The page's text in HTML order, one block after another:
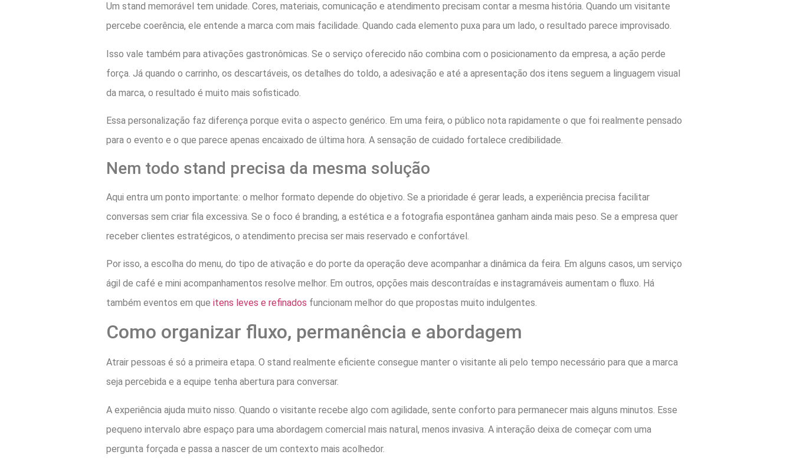
Um stand memorável tem unidade. Cores, materiais, comunicação e atendimento precisam contar a mesma história. Quando um visitante
percebe coerência, ele entende a marca com mais facilidade. Quando cada elemento puxa para um lado, o resultado parece improvisado.
Isso vale também para ativações gastronômicas. Se o serviço oferecido não combina com o posicionamento da empresa, a ação perde
força. Já quando o carrinho, os descartáveis, os detalhes do toldo, a adesivação e até a apresentação dos itens seguem a linguagem visual
da marca, o resultado é muito mais sofisticado.
Essa personalização faz diferença porque evita o aspecto genérico. Em uma feira, o público nota rapidamente o que foi realmente pensado
para o evento e o que parece apenas encaixado de última hora. A sensação de cuidado fortalece credibilidade.
Nem todo stand precisa da mesma solução
Aqui entra um ponto importante: o melhor formato depende do objetivo. Se a prioridade é gerar leads, a experiência precisa facilitar
conversas sem criar fila excessiva. Se o foco é branding, a estética e a fotografia espontânea ganham ainda mais peso. Se a empresa quer
receber clientes estratégicos, o atendimento precisa ser mais reservado e confortável.
Por isso, a escolha do menu, do tipo de ativação e do porte da operação deve acompanhar a dinâmica da feira. Em alguns casos, um serviço
ágil de café e mini acompanhamentos resolve melhor. Em outros, opções mais descontraídas e instagramáveis aumentam o fluxo. Há
também eventos em que itens leves e refinados funcionam melhor do que propostas muito indulgentes.
Como organizar fluxo, permanência e abordagem
Atrair pessoas é só a primeira etapa. O stand realmente eficiente consegue manter o visitante ali pelo tempo necessário para que a marca
seja percebida e a equipe tenha abertura para conversar.
A experiência ajuda muito nisso. Quando o visitante recebe algo com agilidade, sente conforto para permanecer mais alguns minutos. Esse
pequeno intervalo abre espaço para uma abordagem comercial mais natural, menos invasiva. A interação deixa de começar com uma
pergunta forçada e passa a nascer de um contexto mais acolhedor.